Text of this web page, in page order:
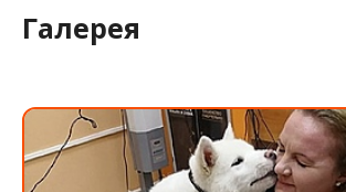
Галерея